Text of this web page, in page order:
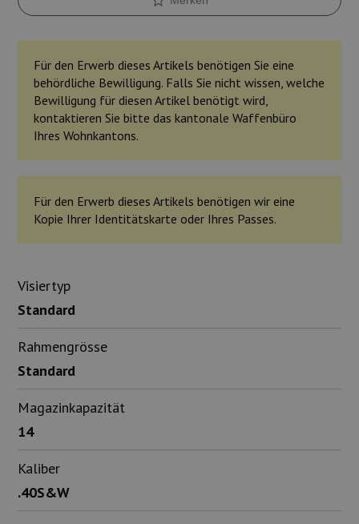
Für den Erwerb dieses Artikels benötigen Sie eine
behördliche Bewilligung. Falls Sie nicht wissen, welche
Bewilligung für diesen Artikel benötigt wird,
kontaktieren Sie bitte das kantonale Waffenbüro
Ihres Wohnkantons.
Für den Erwerb dieses Artikels benötigen wir eine
Kopie Ihrer Identitätskarte oder Ihres Passes.
Visiertyp
Standard
Rahmengrösse
Standard
Magazinkapazität
14
Kaliber
.40S&W